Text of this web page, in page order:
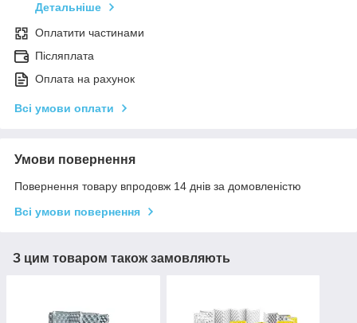
Детальніше
Оплатити частинами
Післяплата
Оплата на рахунок
Всі умови оплати
Умови повернення
Повернення товару впродовж 14 днів за домовленістю
Всі умови повернення
З цим товаром також замовляють